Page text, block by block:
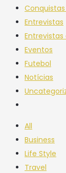
Entrevistas
Entrevistas
Eventos
Futebol
Notícias
All
Business
Life Style
Travel